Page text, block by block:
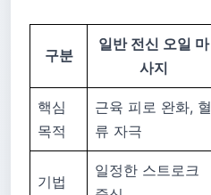
구분
일반 전신 오일 마
사지
핵심
목적
근육 피로 완화, 혈
류 자극
기법
일정한 스트로크